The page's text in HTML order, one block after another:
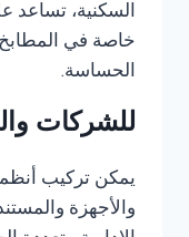
السكنية، تساعد
خاصة في
الحساسة.
للشركات
يمكن تركيب
والأجهزة